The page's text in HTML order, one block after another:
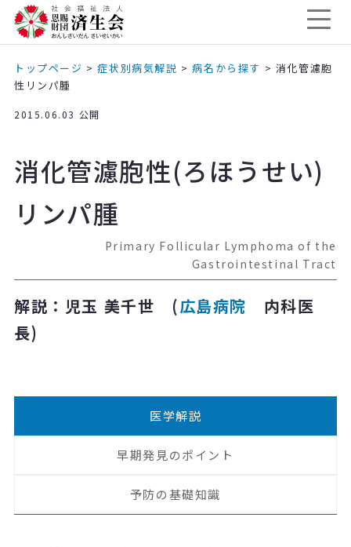
トップページ >症状別病気解説 >病名から探す > 消化管濾胞
性リンパ腫
2015.06.03 公開
消化管濾胞性(ろほうせい)
リンパ腫
Primary Follicular Lymphoma of the
Gastrointestinal Tract
解説：児玉 美千世 (広島病院 内科医
長)
医学解説
早期発見のポイント
予防の基礎知識